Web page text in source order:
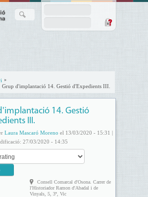
Grup d'implantació 14. Gestió d'Expedients III.
14. Gestió
III.
Laura Mascaró Moreno el 13/03/2020 - 15:31 |
27/03/2020 - 14:35
Consell Comarcal d'Osona. Carrer de
l'Historiador Ramon d'Abadal i de
Vinyals, 5, 3ª, Vic